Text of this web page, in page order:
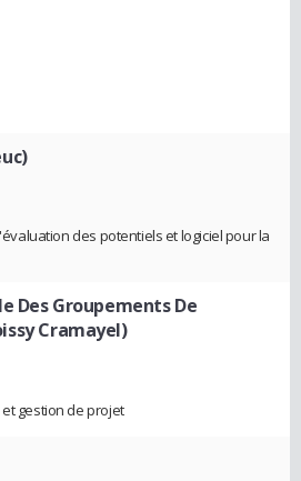
des potentiels et logiciel pour la
Des Groupements De
Cramayel)
gestion de projet